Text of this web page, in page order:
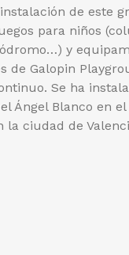
de este
para niños
y
de Galopin
Se ha
Ángel Blanco en
la ciudad de